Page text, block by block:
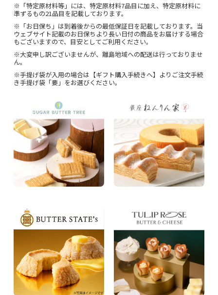
※「特定原材料等」には、特定原材料7品目に加え、特定原材料に
準ずるもの21品目を記載しております。
※「お日保ち」は到着後からの最低保証日を記載しております。当
ウェブサイト記載のお日保ちより長い日付の商品をお届けする場合
もございますので、目安としてご利用ください。
※大変申し訳ございませんが、離島地域への配送は行っておりませ
ん。
※手提げ袋が入用の場合は【ギフト購入手続きへ】よりご注文手続
き手提げ袋「要」をお選びください。